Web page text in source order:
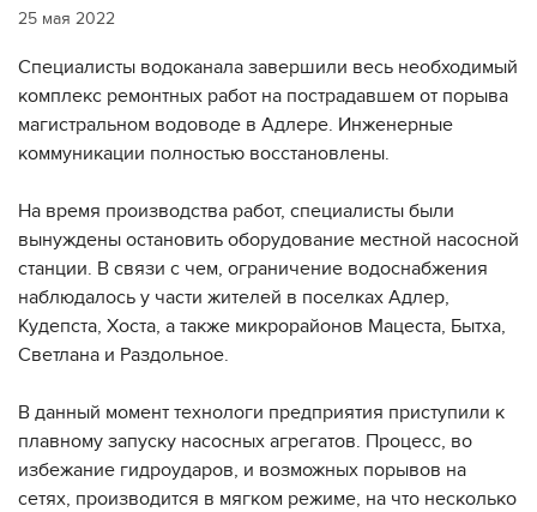
25 мая 2022
Специалисты водоканала завершили весь необходимый
комплекс ремонтных работ на пострадавшем от порыва
магистральном водоводе в Адлере. Инженерные
коммуникации полностью восстановлены.
На время производства работ, специалисты были
вынуждены остановить оборудование местной насосной
станции. В связи с чем, ограничение водоснабжения
наблюдалось у части жителей в поселках Адлер,
Кудепста, Хоста, а также микрорайонов Мацеста, Бытха,
Светлана и Раздольное.
В данный момент технологи предприятия приступили к
плавному запуску насосных агрегатов. Процесс, во
избежание гидроударов, и возможных порывов на
сетях, производится в мягком режиме, на что несколько